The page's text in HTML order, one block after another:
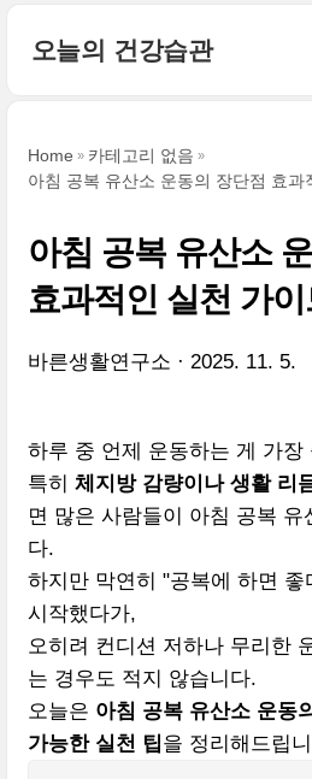
오늘의 건강습관
Home
카테고리 없음
아침 공복 유산소 운동의 장단점 효과
아침 공복 유산소
효과적인 실천 가이
바른생활연구소 2025. 11. 5.
하루 중 언제 운동하는 게 가장
특히 체지방 감량이나 생활 리
면 많은 사람들이 아침 공복 유
다.
하지만 막연히 "공복에 하면 좋
시작했다가,
오히려 컨디션 저하나 무리한
는 경우도 적지 않습니다.
오늘은 아침 공복 유산소 운동
가능한 실천 팁을 정리해드립